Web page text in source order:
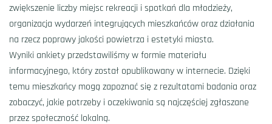
zwiększenie liczby miejsc rekreacji i spotkań dla młodzieży,
organizacja wydarzeń integrujących mieszkańców oraz działania
na rzecz poprawy jakości powietrza i estetyki miasta.
Wyniki ankiety przedstawiliśmy w formie materiału
informacyjnego, który został opublikowany w internecie. Dzięki
temu mieszkańcy mogą zapoznać się z rezultatami badania oraz
zobaczyć, jakie potrzeby i oczekiwania są najczęściej zgłaszane
przez społeczność lokalną.